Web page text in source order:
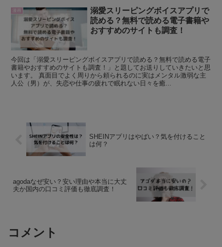
漫画
溺愛スリーピングボイスアプリで
読める？無料で読める電子書籍や
おすすめのサイトも調査！
今回は「溺愛スリーピングボイスアプリで読める？無料で読める電子
書籍やおすすめのサイトも調査！」と題してお送りしていきたいと思
います。 真面目でよく周りから頼られるのに実はメンタル激弱な主
人公（男）が、失恋や仕事の疲れで眠れない日々を癒...
SHEINアプリはやばい？気を付けること
は何？
agodaなぜ安い？安い理由や本当に大丈
夫か国内の口コミ評価も徹底調査！
コメント